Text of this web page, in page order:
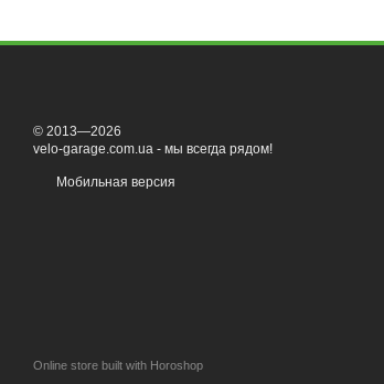
© 2013—2026
velo-garage.com.ua - мы всегда рядом!
Мобильная версия
Online store built with Horoshop